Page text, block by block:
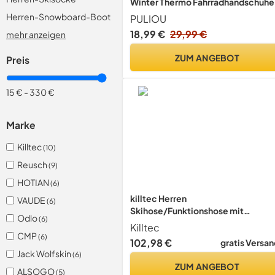
Herren-Snowboard-Boot
mehr anzeigen
Preis
15 € - 330 €
Marke
Killtec(10)
Reusch (9)
HOTIAN (6)
VAUDE (6)
Odlo(6)
CMP(6)
Jack Wolfskin (6)
ALSOGO(5)
Warme Winterhandschuhe
Winddichte Touchscreen
Laufhandschuhe Sporthandschuhe
PULIOU
18,99 € 29,99 €
ZUM ANGEBOT
killtec Herren
Skihose/Funktionshose mit
Kantenschutz und Schneefang KSW
80 MN SKI PNTS, schwarz, XL,
39745-000
Killtec
102,98 €
gratis
ZUM ANGEBOT